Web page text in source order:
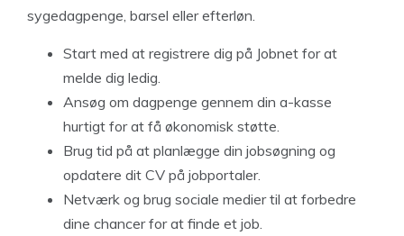
sygedagpenge, barsel eller efterløn.
Start med at registrere dig på Jobnet for at
melde dig ledig.
Ansøg om dagpenge gennem din a-kasse
hurtigt for at få økonomisk støtte.
Brug tid på at planlægge din jobsøgning og
opdatere dit CV på jobportaler.
Netværk og brug sociale medier til at forbedre
dine chancer for at finde et job.